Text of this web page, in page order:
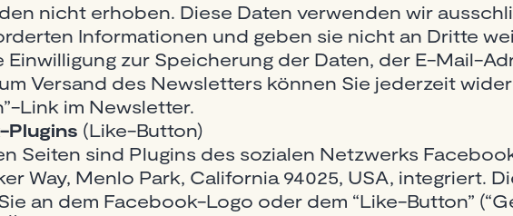
nicht erhoben. Diese Daten verwenden wir
Informationen und geben sie nicht an Dritte
Einwilligung zur Speicherung der Daten, der E-Mail-
Versand des Newsletters können Sie jederzeit
Link im Newsletter.
Plugins (Like-Button)
Seiten sind Plugins des sozialen Netzwerks
Way, Menlo Park, California 94025, USA, integriert.
an dem Facebook-Logo oder dem “Like-Button”